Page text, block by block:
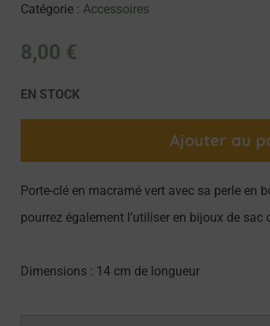
Catégorie : Accessoires
8,00 €
EN STOCK
Ajouter au
Porte-clé en macramé vert avec sa perle en
pourrez également l’utiliser en bijoux de sac
Dimensions : 14 cm de longueur